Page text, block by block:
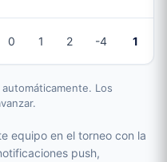
0 1 2 -4 1
Los
equipo en el torneo con la
push,